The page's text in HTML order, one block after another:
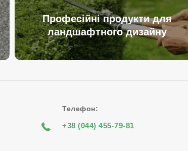
Професійні продукти для
ландшафтного дизайну
Телефон:
+38 (044) 455-79-81